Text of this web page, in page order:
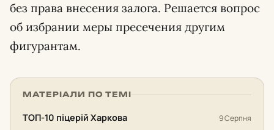
без права внесения залога. Решается вопрос
об избрании меры пресечения другим
фигурантам.
МАТЕРІАЛИ ПО ТЕМІ
ТОП-10 піцерій Харкова 9 Серпня